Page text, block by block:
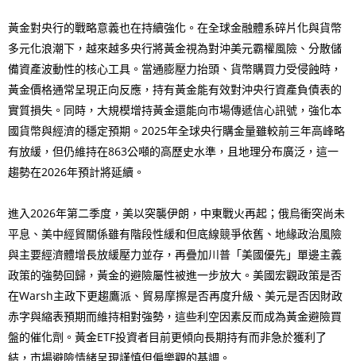
黃金對央行的戰略意義也在持續強化。在全球金融體系碎片化與貨幣
多元化浪潮下，越來越多央行將黃金視為對沖美元霸權風險、分散儲
備資產波動性的核心工具。當通膨壓力抬頭、貨幣購買力受侵蝕時，
黃金價格通常呈現正向反應，持有黃金能有效對沖央行資產負債表的
實質損失。同時，大規模增持黃金還能向市場傳遞信心訊號，強化本
國貨幣與經濟的穩定預期。2025年全球央行購金量雖較前三年高峰略
有放緩，但仍維持在863公噸的高歷史水準，且地理分布廣泛，這一
趨勢在2026年預計將延續。
進入2026年第二季度，美以突襲伊朗，中東戰火再起；俄烏衝突尚未
平息、美中經貿關係雖有階段性緩和但底線競爭依舊、地緣政治風險
與主要經濟體增長放緩壓力並存，再疊加川普「美國優先」單邊主義
政策的強勢回歸，黃金的避險屬性被進一步放大。美國宏觀政策是否
在Warsh主政下更趨鷹派、貿易摩擦是否再度升級、美元是否因財政
赤字與縮表預期而維持相對強勢，這些利空因素反而成為黃金避險買
盤的催化劑。黃金ETF投資者目前更傾向長期持有而非急於獲利了
結，市場避險情緒呈現謹慎但偏樂觀的基調。